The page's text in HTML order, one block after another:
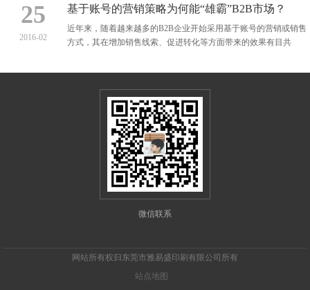
25
2016-02
基于账号的营销策略为何能“雄霸”B2B市场？
近年来，随着越来越多的B2B企业开始采用基于账号的营销或销售
方式，其在增加销售线索、促进转化等方面带来的效果有目共
微信联系
网站所有权归东莞市雅易盛印刷有限公司所有
站点地图